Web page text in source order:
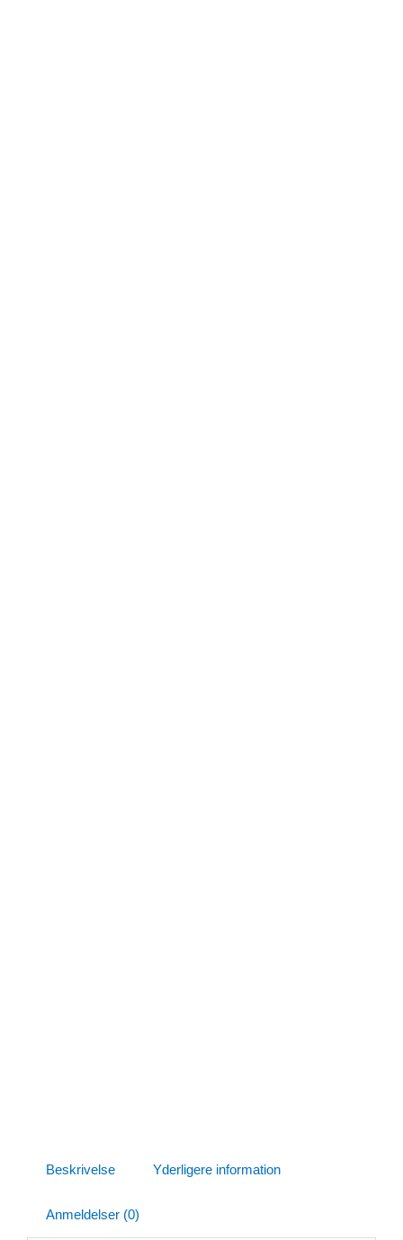
Beskrivelse Yderligere information
Anmeldelser (0)